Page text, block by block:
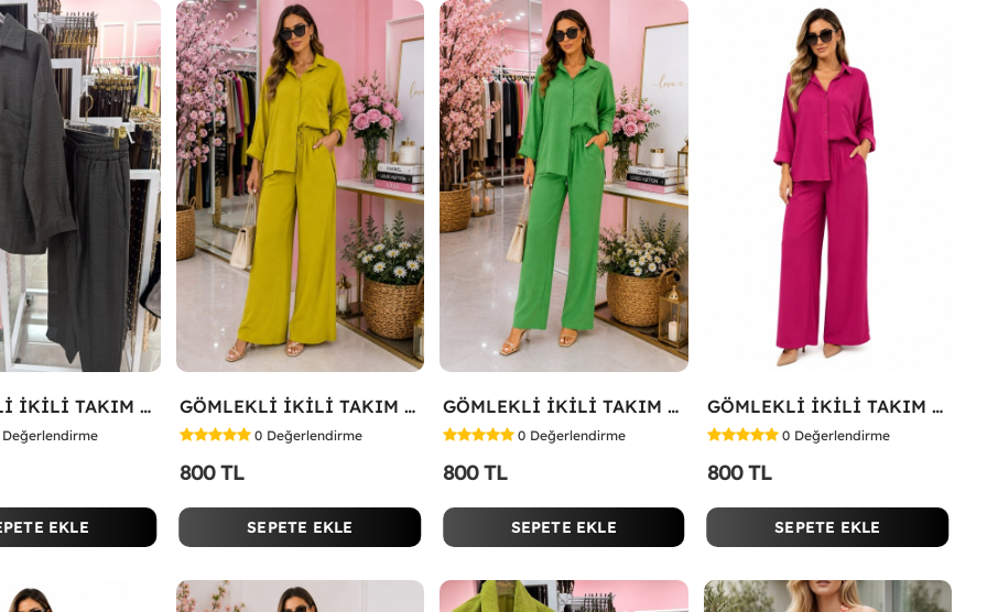
GÖMLEKLİ İKİLİ TAKIM Siyah
Değerlendirme
EKLE
GÖMLEKLİ İKİLİ TAKIM Yağ Yeşili
0 Değerlendirme
800 TL
SEPETE EKLE
GÖMLEKLİ İKİLİ TAKIM Koyu Yeşil
0 Değerlendirme
800 TL
SEPETE EKLE
GÖMLEKLİ İKİLİ TAKIM Fuşya
0 Değerlendirme
800 TL
SEPETE EKLE